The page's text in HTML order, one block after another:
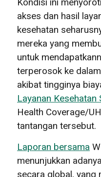
akses dan hasil
kesehatan
mereka yang
untuk
terperosok ke
akibat tingginya
Layanan Kesehatan
Health Coverage/
tantangan tersebut.
Laporan bersama
menunjukkan
secara global, yang